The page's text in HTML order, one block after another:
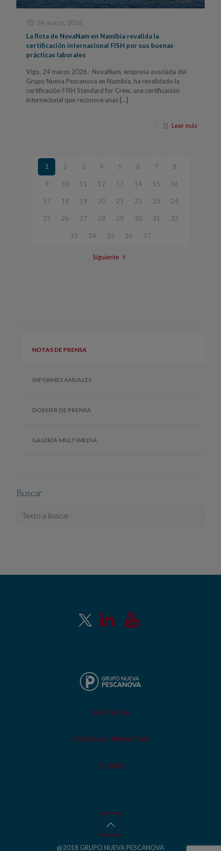
24 marzo, 2026
La flota de NovaNam en Namibia revalida la
certificación internacional FISH por sus buenas
prácticas laborales
Vigo, 24 marzo 2026.- NovaNam, empresa asociada del
Grupo Nueva Pescanova en Namibia, ha revalidado la
certificación FISH Standard for Crew, una certificación
internacional que reconoce unas […]
Leer más
1 2 3 4 5 6 7 8
9 10 11 12 13 14 15 16
17 18 19 20 21 22 23 24
25 26 27 28 29 30 31 32
33 34 35 36 37
Siguiente
NOTAS DE PRENSA
INFORMES ANUALES
DOSSIER DE PRENSA
GALERÍA MULTIMEDIA
Buscar
AVISO LEGAL
POLÍTICA DE PRIVACIDAD
COOKIES
@2018 GRUPO NUEVA PESCANOVA